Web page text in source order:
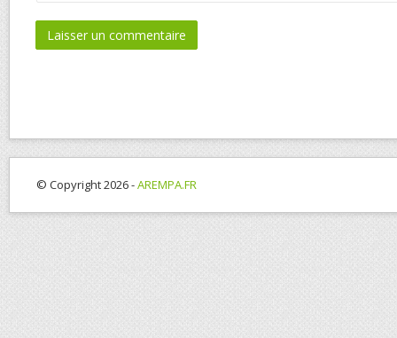
© Copyright 2026 -AREMPA.FR